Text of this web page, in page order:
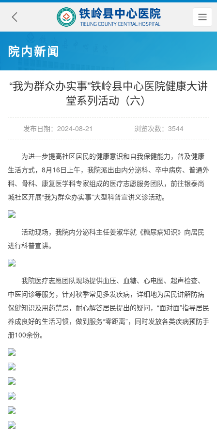
院内新闻
“我为群众办实事”铁岭县中心医院健康大讲
堂系列活动（六）
发布日期：2024-08-21 浏览次数：3544
为进一步提高社区居民的健康意识和自我保健能力，普及健康
生活方式，8月16日上午，我院派出由内分泌科、卒中病房、普通外
科、骨科、康复医学科专家组成的医疗志愿服务团队，前往银泰尚
城社区开展“我为群众办实事”大型科普宣讲义诊活动。
活动现场，我院内分泌科主任姜淑华就《糖尿病知识》向居民
进行科普宣讲。
我院医疗志愿团队现场提供血压、血糖、心电图、超声检查、
中医问诊等服务，针对秋季常见多发疾病，详细地为居民讲解防病
保健知识及用药禁忌，耐心解答居民提出的疑问，“面对面”指导居民
养成良好的生活习惯，做到服务“零距离”，同时发放各类疾病预防手
册100余份。